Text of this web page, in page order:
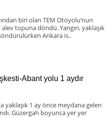
biri olan TEM Otoyolu’nun
topuna döndü. Yangın, yaklaşık
Ankara is..
Abant yolu 1 aydır
yaklaşık 1 ay önce meydana gelen
Güzergah boyunca yer yer